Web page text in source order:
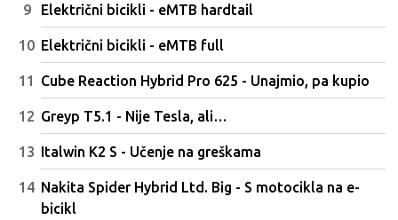
Električni bicikli - eMTB hardtail
Električni bicikli - eMTB full
Cube Reaction Hybrid Pro 625 - Unajmio, pa kupio
Greyp T5.1 - Nije Tesla, ali…
Italwin K2 S - Učenje na greškama
Nakita Spider Hybrid Ltd. Big - S motocikla na e-
bicikl